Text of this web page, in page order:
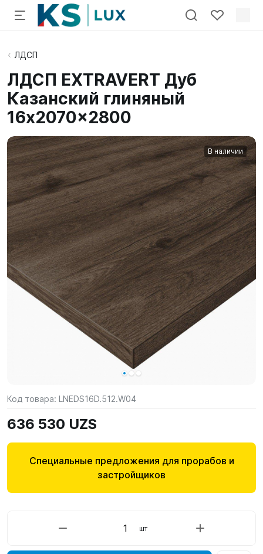
ЛДСП
ЛДСП EXTRAVERT Дуб
Казанский глиняный
16x2070x2800
В наличии
Код товара: LNEDS16D.512.W04
636 530 UZS
Специальные предложения для прорабов и
застройщиков
шт